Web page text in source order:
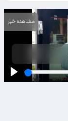
مشاهده خبر